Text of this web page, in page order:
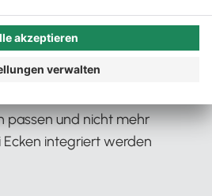
Prozesse, Entlastung von
selbst buchender Mandate
mehr Spaß macht die Arbeit
passen und nicht mehr
integriert werden